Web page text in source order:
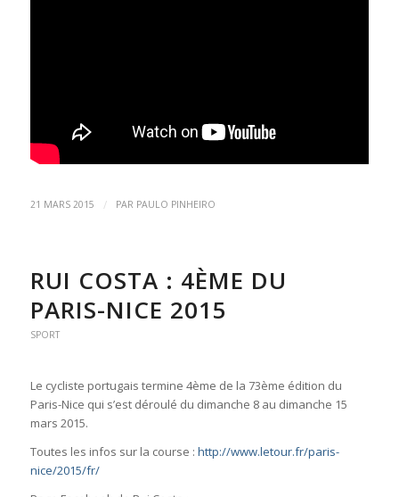
21 MARS 2015 / PAR PAULO PINHEIRO
RUI COSTA : 4ÈME DU
PARIS-NICE 2015
SPORT
Le cycliste portugais termine 4ème de la 73ème édition du
Paris-Nice qui s’est déroulé du dimanche 8 au dimanche 15
mars 2015.
Toutes les infos sur la course : http://www.letour.fr/paris-
nice/2015/fr/